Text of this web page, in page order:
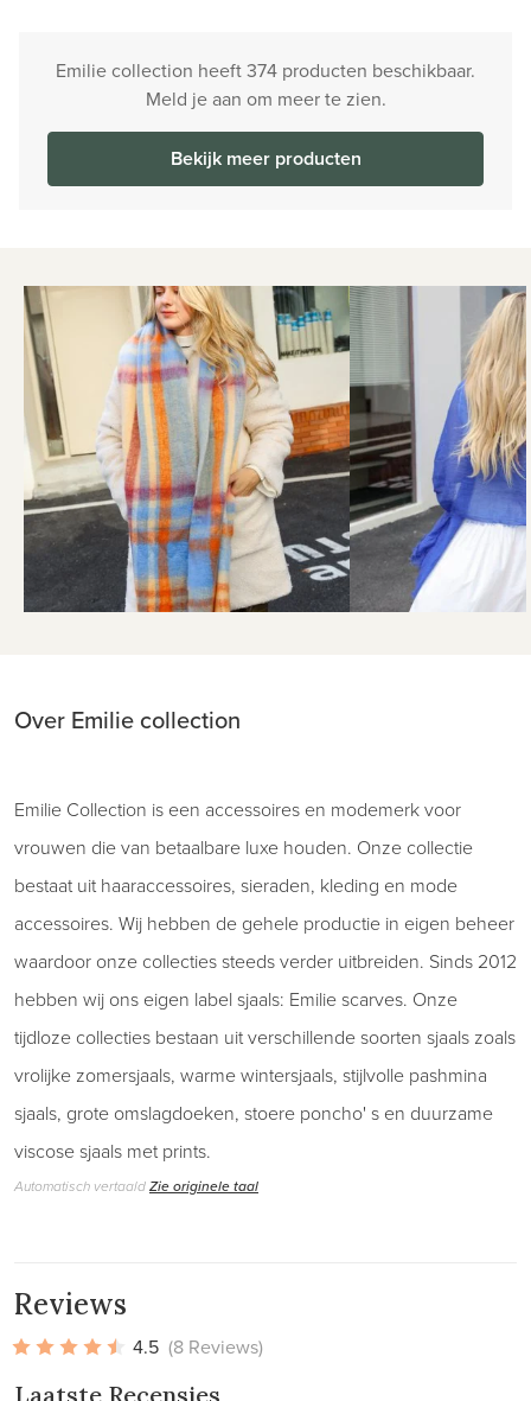
Emilie collection heeft 374 producten beschikbaar.
Meld je aan om meer te zien.
Bekijk meer producten
Over Emilie collection
Emilie Collection is een accessoires en modemerk voor
vrouwen die van betaalbare luxe houden. Onze collectie
bestaat uit haaraccessoires, sieraden, kleding en mode
accessoires. Wij hebben de gehele productie in eigen beheer
waardoor onze collecties steeds verder uitbreiden. Sinds 2012
hebben wij ons eigen label sjaals: Emilie scarves. Onze
tijdloze collecties bestaan uit verschillende soorten sjaals zoals
vrolijke zomersjaals, warme wintersjaals, stijlvolle pashmina
sjaals, grote omslagdoeken, stoere poncho' s en duurzame
viscose sjaals met prints.
Automatisch vertaaldZie originele taal
Reviews
4.5 (8 Reviews)
Laatste Recensies